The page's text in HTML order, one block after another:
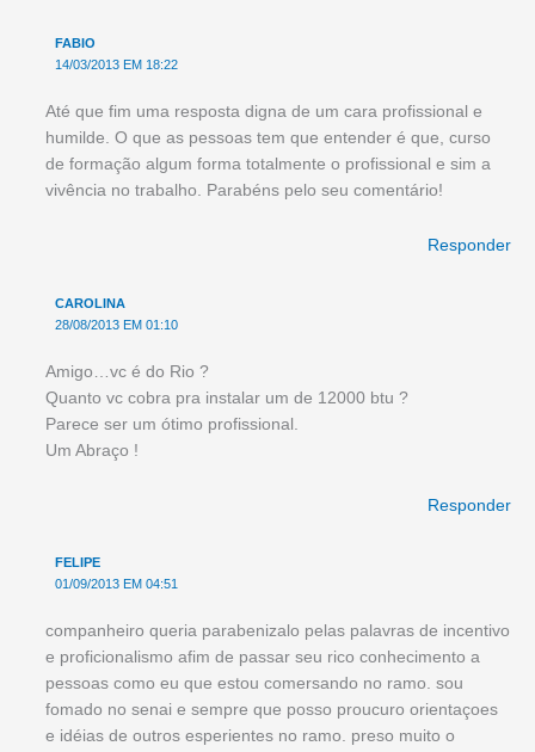
FABIO
14/03/2013 EM 18:22
Até que fim uma resposta digna de um cara profissional e
humilde. O que as pessoas tem que entender é que, curso
de formação algum forma totalmente o profissional e sim a
vivência no trabalho. Parabéns pelo seu comentário!
Responder
CAROLINA
28/08/2013 EM 01:10
Amigo…vc é do Rio ?
Quanto vc cobra pra instalar um de 12000 btu ?
Parece ser um ótimo profissional.
Um Abraço !
Responder
FELIPE
01/09/2013 EM 04:51
companheiro queria parabenizalo pelas palavras de incentivo
e proficionalismo afim de passar seu rico conhecimento a
pessoas como eu que estou comersando no ramo. sou
fomado no senai e sempre que posso proucuro orientaçoes
e idéias de outros esperientes no ramo. preso muito o